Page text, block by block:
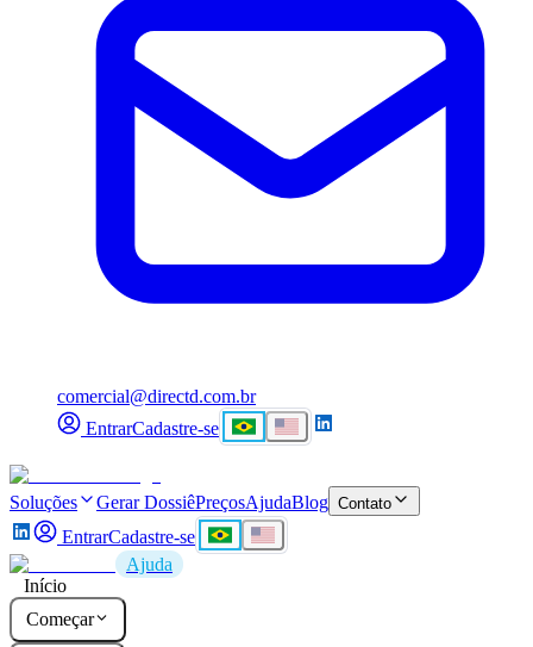
comercial@directd.com.br
EntrarCadastre-se
Soluções Gerar DossiêPreçosAjudaBlog Contato
EntrarCadastre-se
Ajuda
Início
Começar